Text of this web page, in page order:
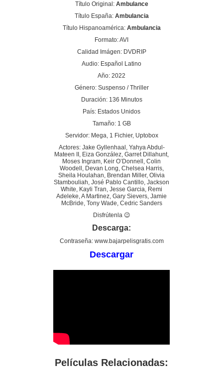
Título Original: Ambulance
Título España: Ambulancia
Título Hispanoamérica: Ambulancia
Formato: AVI
Calidad Imágen: DVDRIP
Audio: Español Latino
Año: 2022
Género: Suspenso / Thriller
Duración: 136 Minutos
País: Estados Unidos
Tamaño: 1 GB
Servidor: Mega, 1 Fichier, Uptobox
Actores: Jake Gyllenhaal, Yahya Abdul-
Mateen II, Eiza González, Garret Dillahunt,
Moses Ingram, Keir O’Donnell, Colin
Woodell, Devan Long, Chelsea Harris,
Sheila Houlahan, Brendan Miller, Olivia
Stambouliah, José Pablo Cantillo, Jackson
White, Kayli Tran, Jesse Garcia, Remi
Adeleke, A Martinez, Gary Sievers, Jamie
McBride, Tony Wade, Cedric Sanders
Disfrútenla 😉
Descarga:
Contraseña: www.bajarpelisgratis.com
Descargar
Películas Relacionadas: